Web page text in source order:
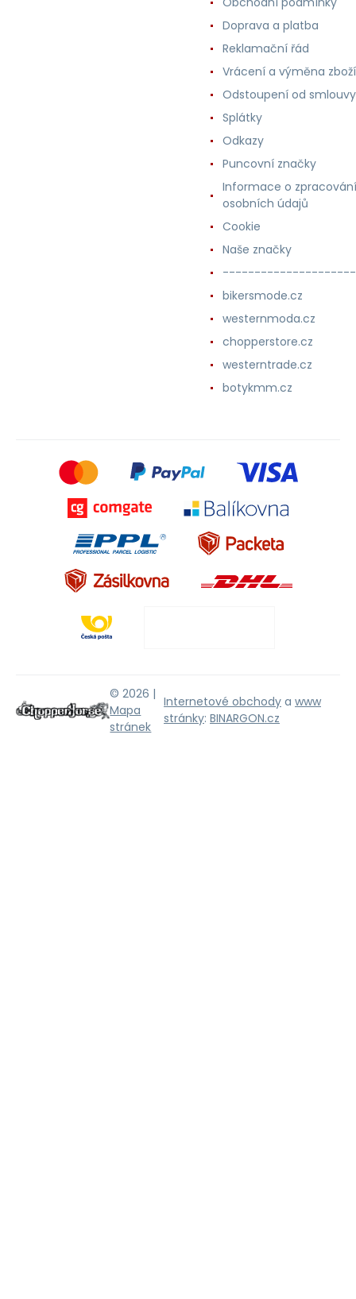
Doprava a platba
Reklamační řád
Vrácení a výměna zboží
Odstoupení od smlouvy
Splátky
Odkazy
Puncovní značky
Informace o zpracování
osobních údajů
Cookie
Naše značky
bikersmode.cz
westernmoda.cz
chopperstore.cz
westerntrade.cz
botykmm.cz
© 2026 |
Mapa
stránek
Internetové obchody a www
stránky: BINARGON.cz